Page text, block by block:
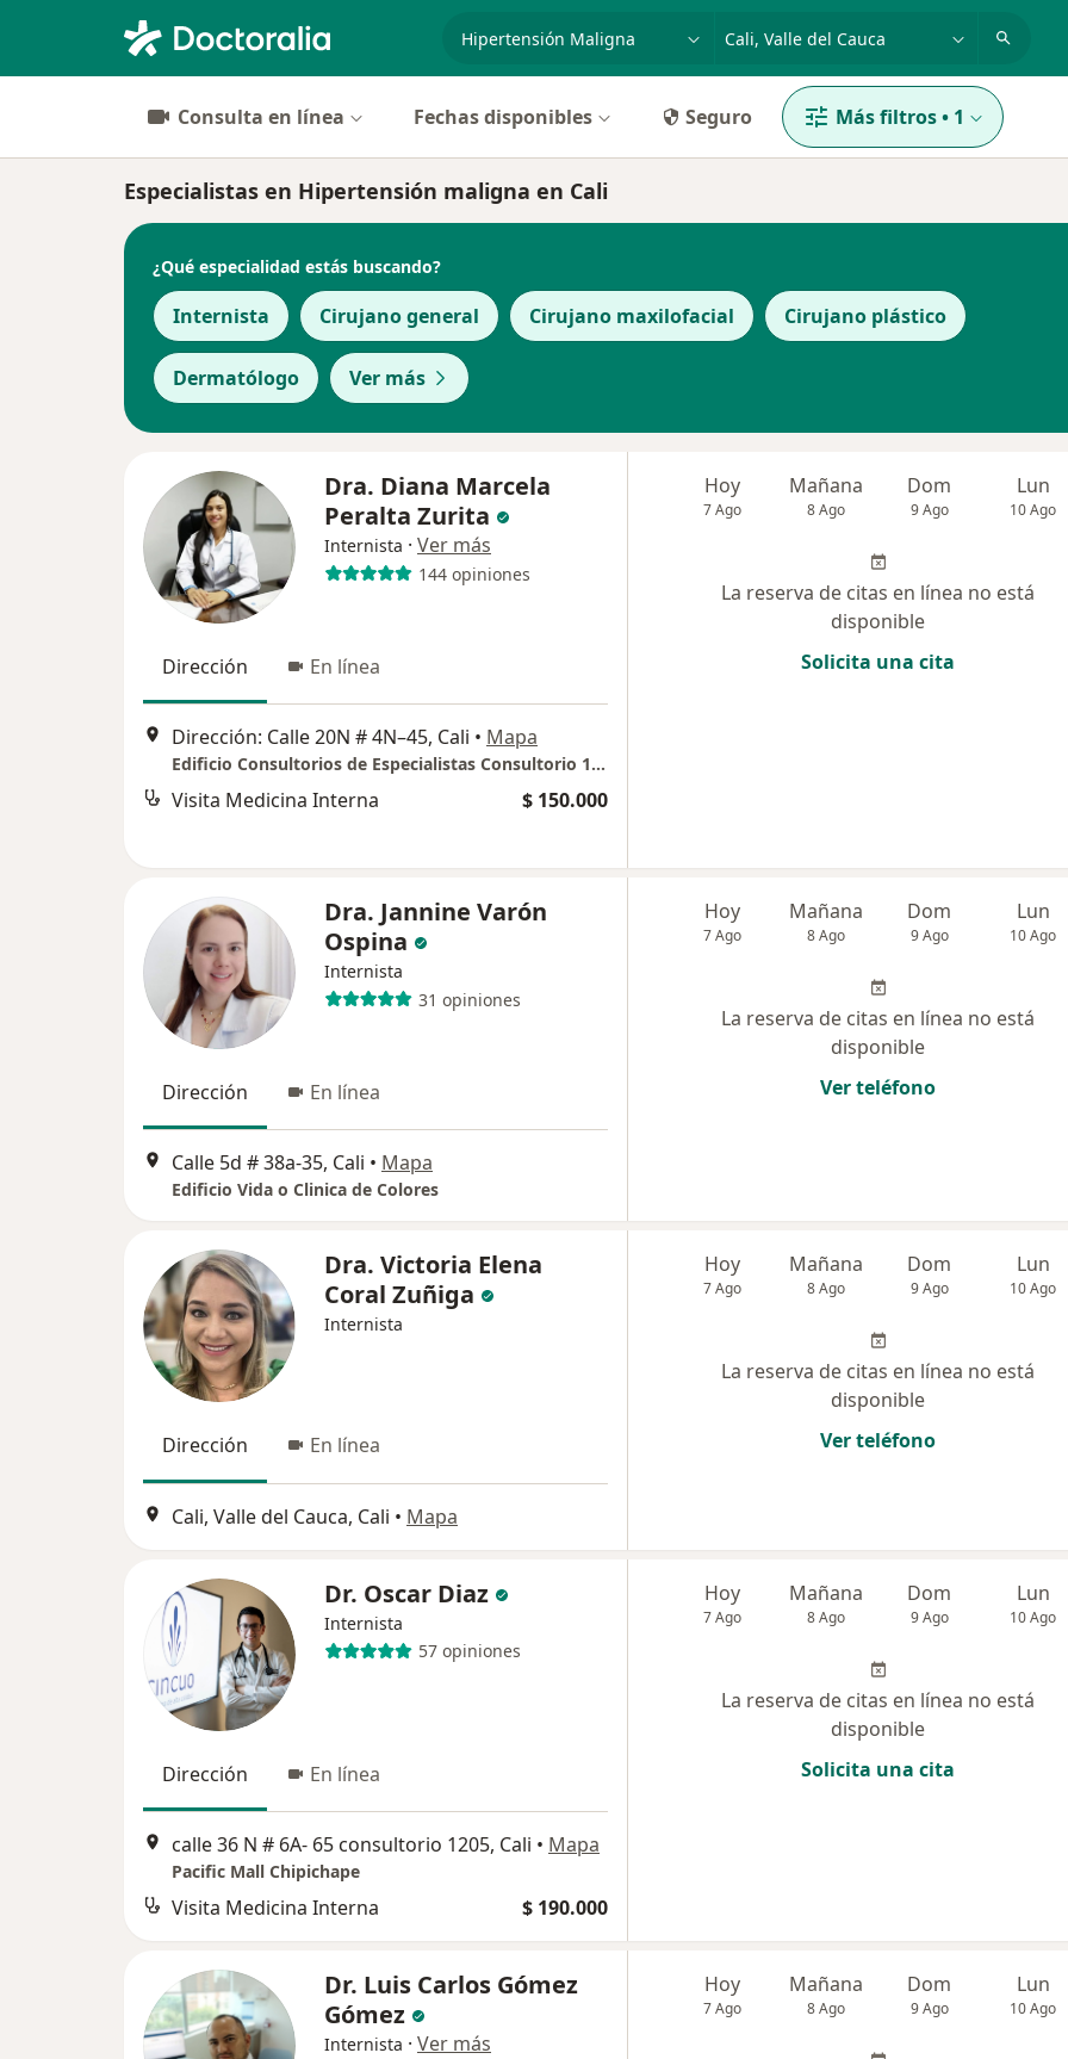
especialidad, enfermedad o nombre
Consulta en línea Fechas disponibles Seguro Más filtros• 1
Especialistas en Hipertensión maligna en Cali
¿Qué especialidad estás buscando?
Internista Cirujano general Cirujano maxilofacial Cirujano plástico
Dermatólogo Ver más
Dra. Diana Marcela
Peralta Zurita
Internista · Ver más
144 opiniones
Dirección En línea
Dirección: Calle 20N # 4N–45, Cali • Mapa
Edificio Consultorios de Especialistas Consultorio 104 Barrio Versalles
Visita Medicina Interna $ 150.000
Hoy
7 Ago
Mañana
8 Ago
Dom
9 Ago
Lun
10 Ago
La reserva de citas en línea no está
disponible
Solicita una cita
Dra. Jannine Varón
Ospina
Internista
31 opiniones
Dirección En línea
Calle 5d # 38a-35, Cali • Mapa
Edificio Vida o Clinica de Colores
Hoy
7 Ago
Mañana
8 Ago
Dom
9 Ago
Lun
10 Ago
La reserva de citas en línea no está
disponible
Ver teléfono
Dra. Victoria Elena
Coral Zuñiga
Internista
Dirección En línea
Cali, Valle del Cauca, Cali • Mapa
Hoy
7 Ago
Mañana
8 Ago
Dom
9 Ago
Lun
10 Ago
La reserva de citas en línea no está
disponible
Ver teléfono
Dr. Oscar Diaz
Internista
57 opiniones
Dirección En línea
calle 36 N # 6A- 65 consultorio 1205, Cali • Mapa
Pacific Mall Chipichape
Visita Medicina Interna $ 190.000
Hoy
7 Ago
Mañana
8 Ago
Dom
9 Ago
Lun
10 Ago
La reserva de citas en línea no está
disponible
Solicita una cita
Dr. Luis Carlos Gómez
Gómez
Internista · Ver más
Hoy
7 Ago
Mañana
8 Ago
Dom
9 Ago
Lun
10 Ago